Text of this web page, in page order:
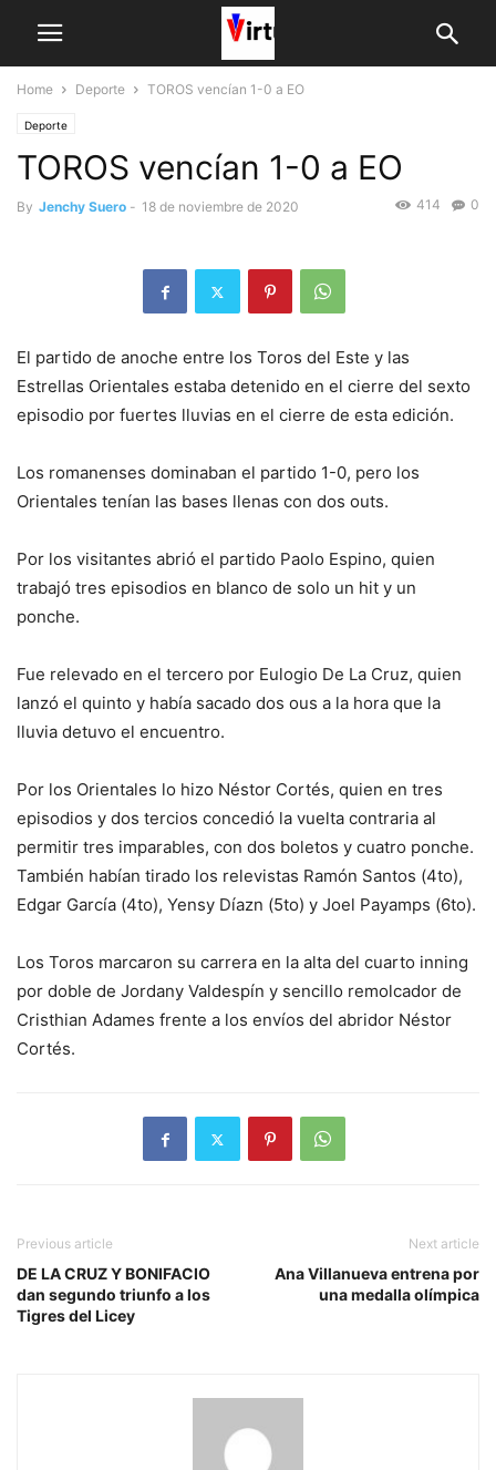
Home Deporte TOROS vencían 1-0 a EO
Deporte
TOROS vencían 1-0 a EO
By Jenchy Suero - 18 de noviembre de 2020 0
414
El partido de anoche entre los Toros del Este y las
Estrellas Orientales estaba detenido en el cierre del sexto
episodio por fuertes lluvias en el cierre de esta edición.
Los romanenses dominaban el partido 1-0, pero los
Orientales tenían las bases llenas con dos outs.
Por los visitantes abrió el partido Paolo Espino, quien
trabajó tres episodios en blanco de solo un hit y un
ponche.
Fue relevado en el tercero por Eulogio De La Cruz, quien
lanzó el quinto y había sacado dos ous a la hora que la
lluvia detuvo el encuentro.
Por los Orientales lo hizo Néstor Cortés, quien en tres
episodios y dos tercios concedió la vuelta contraria al
permitir tres imparables, con dos boletos y cuatro ponche.
También habían tirado los relevistas Ramón Santos (4to),
Edgar García (4to), Yensy Díazn (5to) y Joel Payamps (6to).
Los Toros marcaron su carrera en la alta del cuarto inning
por doble de Jordany Valdespín y sencillo remolcador de
Cristhian Adames frente a los envíos del abridor Néstor
Cortés.
Previous article
DE LA CRUZ Y BONIFACIO
dan segundo triunfo a los
Tigres del Licey
Next article
Ana Villanueva entrena por
una medalla olímpica